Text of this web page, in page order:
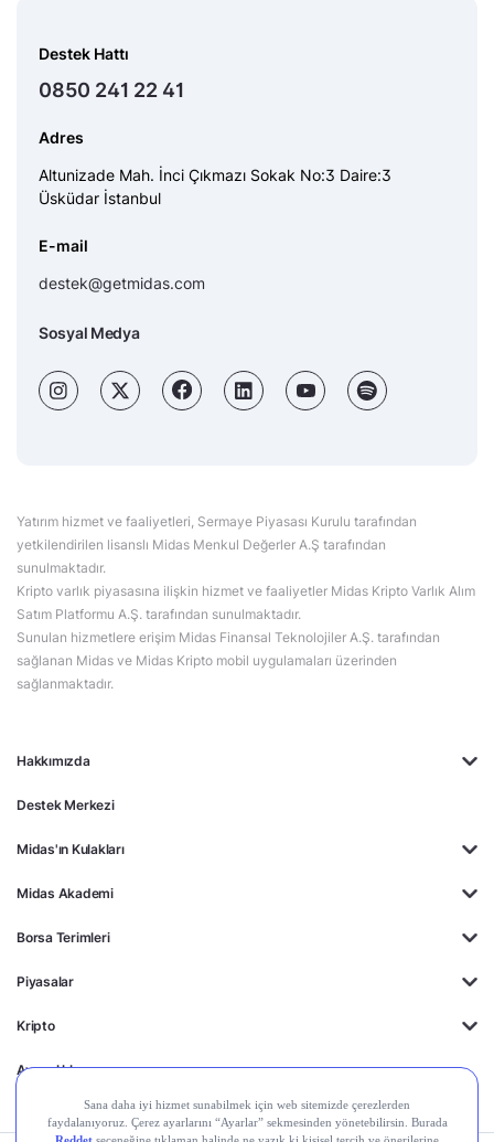
Hakkımızda
Destek Merkezi
Midas'ın Kulakları
Midas Akademi
Borsa Terimleri
Piyasalar
Kripto
Ayrıcalıklar
Destek Hattı
0850 241 22 41
Adres
Altunizade Mah. İnci Çıkmazı Sokak No:3 Daire:3
Üsküdar İstanbul
E-mail
destek@getmidas.com
Sosyal Medya
Yatırım hizmet ve faaliyetleri, Sermaye Piyasası Kurulu tarafından
yetkilendirilen lisanslı Midas Menkul Değerler A.Ş tarafından
sunulmaktadır.
Kripto varlık piyasasına ilişkin hizmet ve faaliyetler Midas Kripto Varlık Alım
Satım Platformu A.Ş. tarafından sunulmaktadır.
Sunulan hizmetlere erişim Midas Finansal Teknolojiler A.Ş. tarafından
sağlanan Midas ve Midas Kripto mobil uygulamaları üzerinden
sağlanmaktadır.